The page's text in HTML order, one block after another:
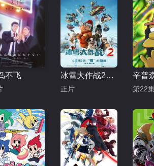
不飞 冰雪大作战2（原声版）
正片 第22